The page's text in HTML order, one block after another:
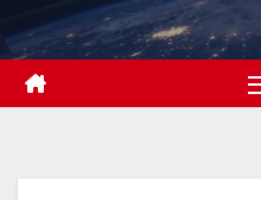
to
content